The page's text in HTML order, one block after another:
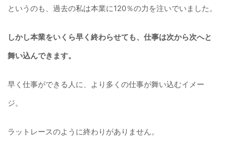
というのも、過去の私は本業に120％の力を注いでいました。
しかし本業をいくら早く終わらせても、仕事は次から次へと
舞い込んできます。
早く仕事ができる人に、より多くの仕事が舞い込むイメー
ジ。
ラットレースのように終わりがありません。